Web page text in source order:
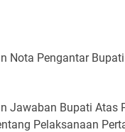
Nota Pengantar
Jawaban Bupati Atas
Pelaksanaan